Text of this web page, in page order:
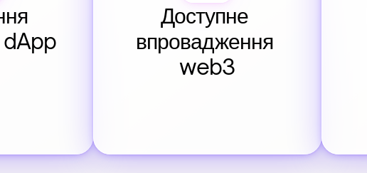
dApp
Доступне
впровадження
web3